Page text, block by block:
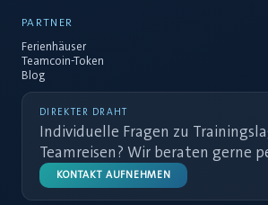
PARTNER
Ferienhäuser
Teamcoin-Token
Blog
DIREKTER DRAHT
Individuelle Fragen zu
Teamreisen? Wir beraten gerne
KONTAKT AUFNEHMEN